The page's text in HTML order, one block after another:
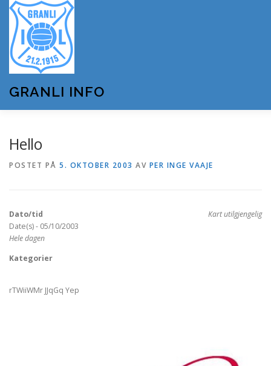
innhold
GRANLI INFO
OM GRANLI INFO
Hello
POSTET PÅ 5. OKTOBER 2003 AV PER INGE VAAJE
Kart utilgjengelig
Dato/tid
Date(s) - 05/10/2003
Hele dagen
Kategorier
rTWiiWMr JJqGq Yep